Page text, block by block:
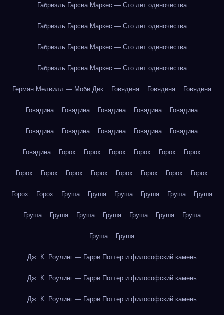
Габриэль Гарсиа Маркес — Сто лет одиночества
Габриэль Гарсиа Маркес — Сто лет одиночества
Габриэль Гарсиа Маркес — Сто лет одиночества
Габриэль Гарсиа Маркес — Сто лет одиночества
Герман Мелвилл — Моби Дик Говядина Говядина Говядина
Говядина Говядина Говядина Говядина Говядина
Говядина Говядина Говядина Говядина Говядина
Говядина Горох Горох Горох Горох Горох Горох
Горох Горох Горох Горох Горох Горох Горох Горох
Горох Горох Груша Груша Груша Груша Груша Груша
Груша Груша Груша Груша Груша Груша Груша
Груша Груша
Дж. К. Роулинг — Гарри Поттер и философский камень
Дж. К. Роулинг — Гарри Поттер и философский камень
Дж. К. Роулинг — Гарри Поттер и философский камень